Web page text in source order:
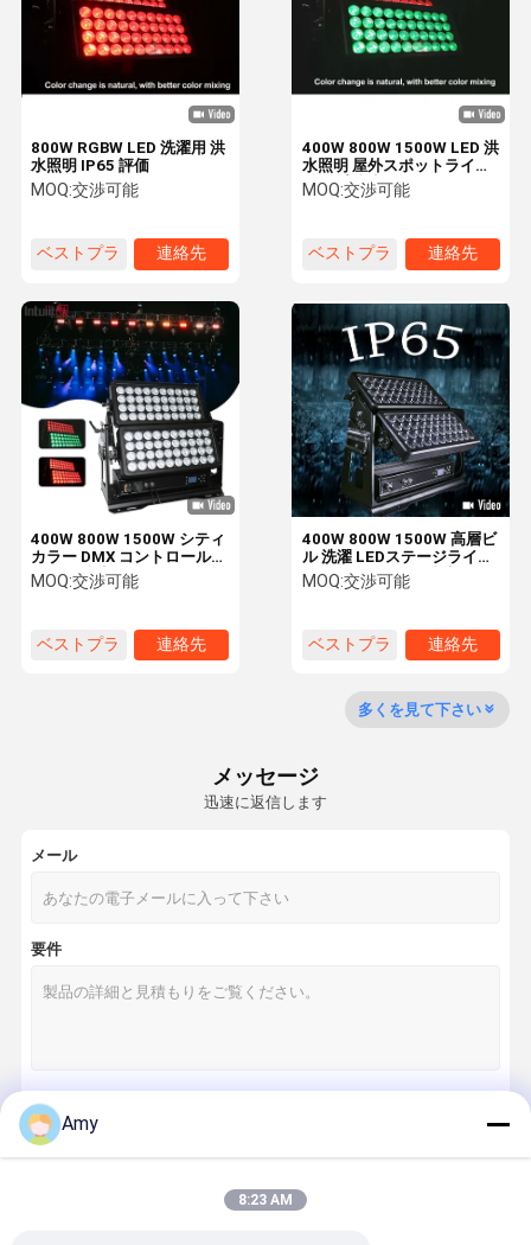
プロダクト
品質管理
私達に連絡し
なさい
ニュース
引用を要求し
なさい
VR
LEDの段階ライト
段階LEDの効果ライト
LEDの標準はライトを上演できます
屋外のGoboプロジェクター
外的な壁の洗濯機ライト
400W 800W 1500W LED 洪
水照明 屋外スポットライト
ランプ 防水 IP65 スタジア
ムライト プロジェクターラ
MOQ:交渉可能
ベストプラ
連絡先
800W RGBW LED 洗濯用 洪
水照明 IP65 評価
MOQ:交渉可能
ベストプラ
連絡先
400W 800W 1500W 高層ビ
ル 洗濯 LEDステージライト
RGBW 4in1 IP65 防水 屋外
市街色 ステージのための動
MOQ:交渉可能
ベストプラ
連絡先
400W 800W 1500W シティ
カラー DMX コントロール
モード 防水 LED ステージ
ウォッシュ ライト イベント
MOQ:交渉可能
ベストプラ
連絡先
多くを見て下さい
メッセージ
迅速に返信します
メール
要件
Amy
8:23 AM